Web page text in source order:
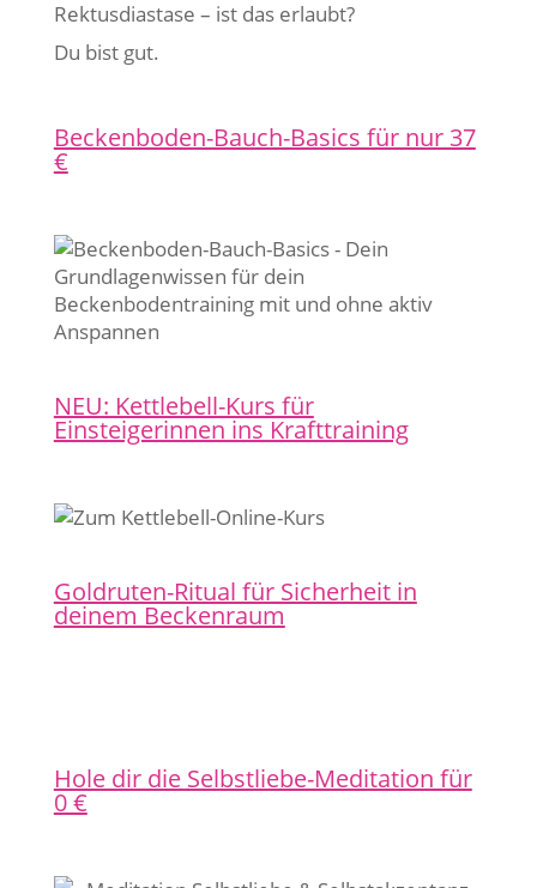
Rektusdiastase – ist das erlaubt?
Du bist gut.
Beckenboden-Bauch-Basics für nur 37
€
NEU: Kettlebell-Kurs für
Einsteigerinnen ins Krafttraining
Goldruten-Ritual für Sicherheit in
deinem Beckenraum
Hole dir die Selbstliebe-Meditation für
0 €